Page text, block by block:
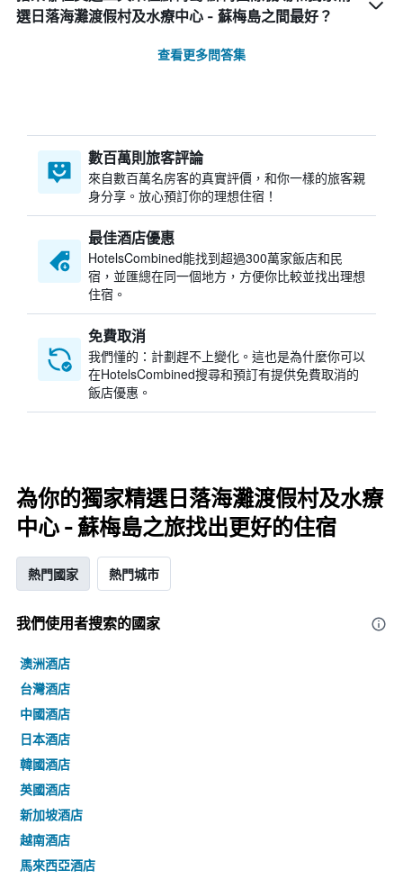
選日落海灘渡假村及水療中心 - 蘇梅島之間最好？
查看更多問答集
數百萬則旅客評論
來自數百萬名房客的真實評價，和你一樣的旅客親
身分享。放心預訂你的理想住宿！
最佳酒店優惠
HotelsCombined​能找到超過300萬家飯店和民
宿，並匯總在同一個地方，方便你比較並找出理想
住宿。
免費取消
我們懂的：計劃趕不上變化。這也是為什麼你可以
在HotelsCombined搜尋和預訂有提供免費取消的
飯店優惠。
為你的獨家精選日落海灘渡假村及水療
中心 - 蘇梅島之旅找出更好的住宿
熱門國家 熱門城市
我們使用者搜索的國家
澳洲酒店
台灣酒店
中國酒店
日本酒店
韓國酒店
英國酒店
新加坡酒店
越南酒店
馬來西亞酒店